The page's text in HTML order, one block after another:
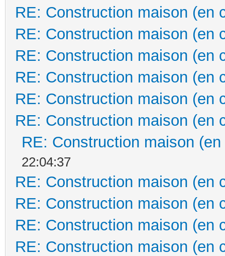
RE: Construction maison (en
RE: Construction maison (en
RE: Construction maison (en
RE: Construction maison (en
RE: Construction maison (en
RE: Construction maison (en
RE: Construction maison
22:04:37
RE: Construction maison (en
RE: Construction maison (en
RE: Construction maison (en
RE: Construction maison (en